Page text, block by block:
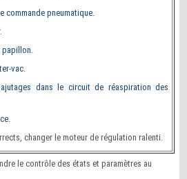
commande pneumatique.
papillon.
vac.
dans le circuit de réaspiration des
changer le moteur de régulation ralenti.
le contrôle des états et paramètres au